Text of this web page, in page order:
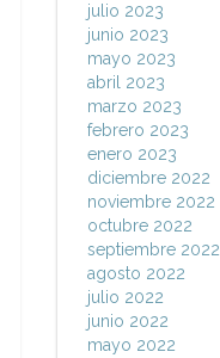
julio 2023
junio 2023
mayo 2023
abril 2023
marzo 2023
febrero 2023
enero 2023
diciembre 2022
noviembre 2022
octubre 2022
septiembre 2022
agosto 2022
julio 2022
junio 2022
mayo 2022